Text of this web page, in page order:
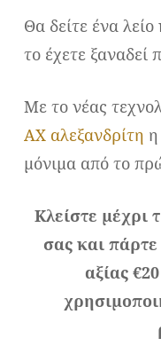
Θα δείτε ένα
το έχετε ξαναδεί
Με το νέας
AX αλεξανδρίτη
μόνιμα από το
Κλείστε μέχρι
σας και
αξίας